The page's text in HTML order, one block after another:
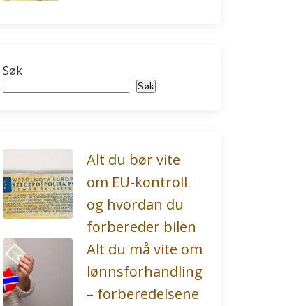
Søk
Søk
Alt du bør vite
om EU-kontroll
og hvordan du
forbereder bilen
Alt du må vite om
lønnsforhandling
– forberedelsene